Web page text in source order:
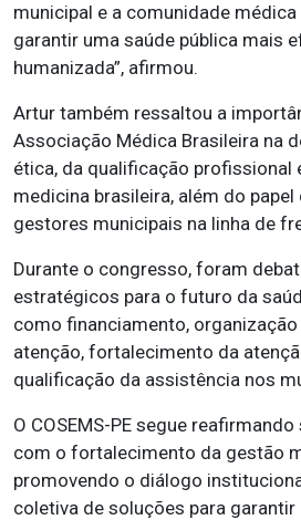
municipal e a comunidade
garantir uma saúde pública mais
humanizada”, afirmou.
Artur também ressaltou a
Associação Médica Brasileira na
ética, da qualificação profissional
medicina brasileira, além do
gestores municipais na linha de
Durante o congresso, foram
estratégicos para o futuro da
como financiamento,
atenção, fortalecimento da
qualificação da assistência nos
O COSEMS-PE segue
com o fortalecimento da gestão
promovendo o diálogo
coletiva de soluções para garantir